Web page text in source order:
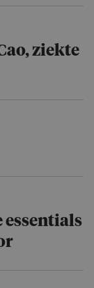
ziekte
essentials